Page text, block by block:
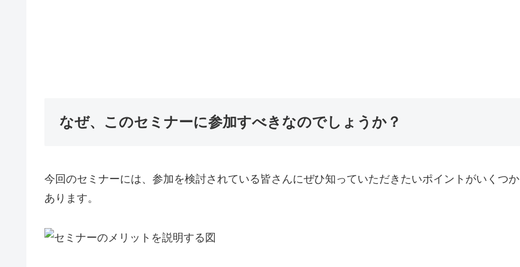
なぜ、このセミナーに参加すべきなのでしょうか？
今回のセミナーには、参加を検討されている皆さんにぜひ知っていただきたいポイントがいくつか
あります。